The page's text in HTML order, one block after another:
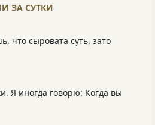
ЗА СУТКИ
что сыровата суть, зато
Я иногда говорю: Когда вы